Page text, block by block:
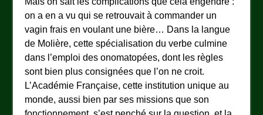
on a en a vu qui se retrouvait à commander un
vagin frais en voulant une bière… Dans la langue
de Molière, cette spécialisation du verbe culmine
dans l’emploi des onomatopées, dont les règles
sont bien plus consignées que l’on ne croit.
L’Académie Française, cette institution unique au
monde, aussi bien par ses missions que son